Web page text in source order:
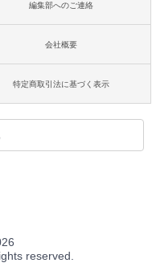
編集部へのご連絡
会社概要
特定商取引法に基づく表示
reserved.